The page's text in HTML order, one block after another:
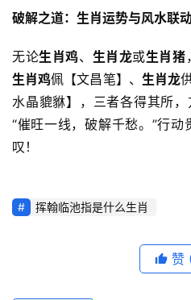
破解之道：生肖运势与风水联
无论生肖鸡、 生肖龙或生肖猪
生肖鸡佩【文昌笔】、 生肖龙
水晶貔貅】，三者各得其所，
“催旺一线，破解千愁。”行
叹！
挥翰临池指是什么生肖
赞